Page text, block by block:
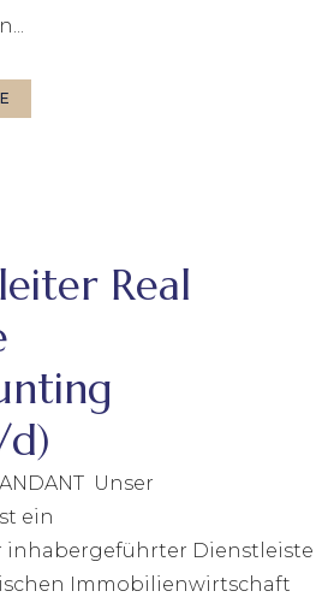
Real
Unser
ein
inhabergeführter
Immobilienwirtschaft